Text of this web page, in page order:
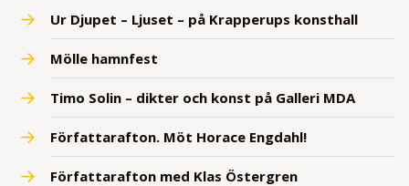
Ur Djupet – Ljuset – på Krapperups konsthall
Mölle hamnfest
Timo Solin – dikter och konst på Galleri MDA
Författarafton. Möt Horace Engdahl!
Författarafton med Klas Östergren